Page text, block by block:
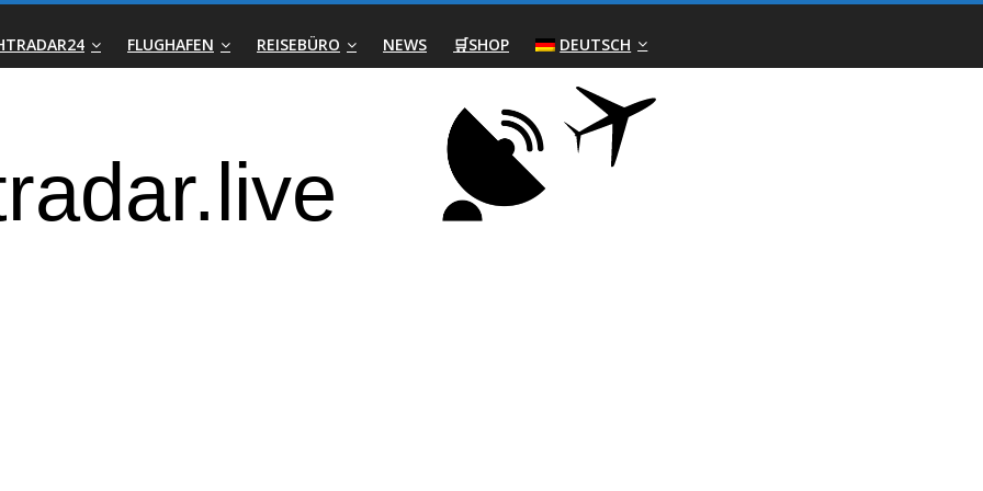
FLUGHAFEN REISEBÜRO NEWS 🛒SHOP DEUTSCH